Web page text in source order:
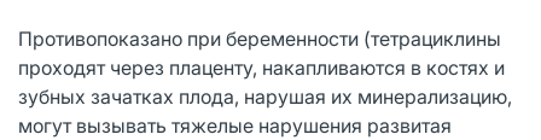
Противопоказано при беременности (тетрациклины
проходят через плаценту, накапливаются в костях и
зубных зачатках плода, нарушая их минерализацию,
могут вызывать тяжелые нарушения развитая